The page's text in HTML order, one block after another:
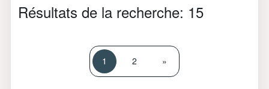
Résultats de la recherche: 15
1 Page 12 Page 2»Page suivante